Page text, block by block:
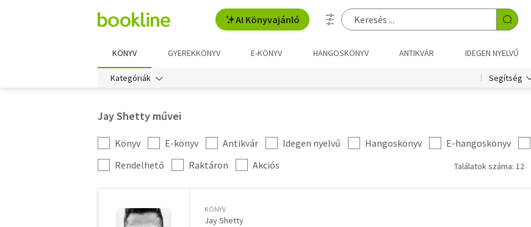
AI Könyvajánló
KÖNYV GYEREKKÖNYV E-KÖNYV HANGOSKÖNYV ANTIKVÁR IDEGEN NYELVŰ
Kategóriák Segítség
Jay Shetty művei
Kategória
szűrés
Könyv E-könyv Antikvár Idegen nyelvű Hangoskönyv E-hangoskönyv
További
szűrők
Rendelhető Raktáron Akciós Találatok száma: 12
KÖNYV
Jay Shetty